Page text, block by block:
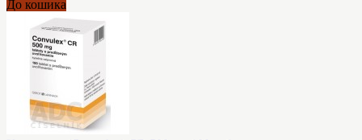
До кошика